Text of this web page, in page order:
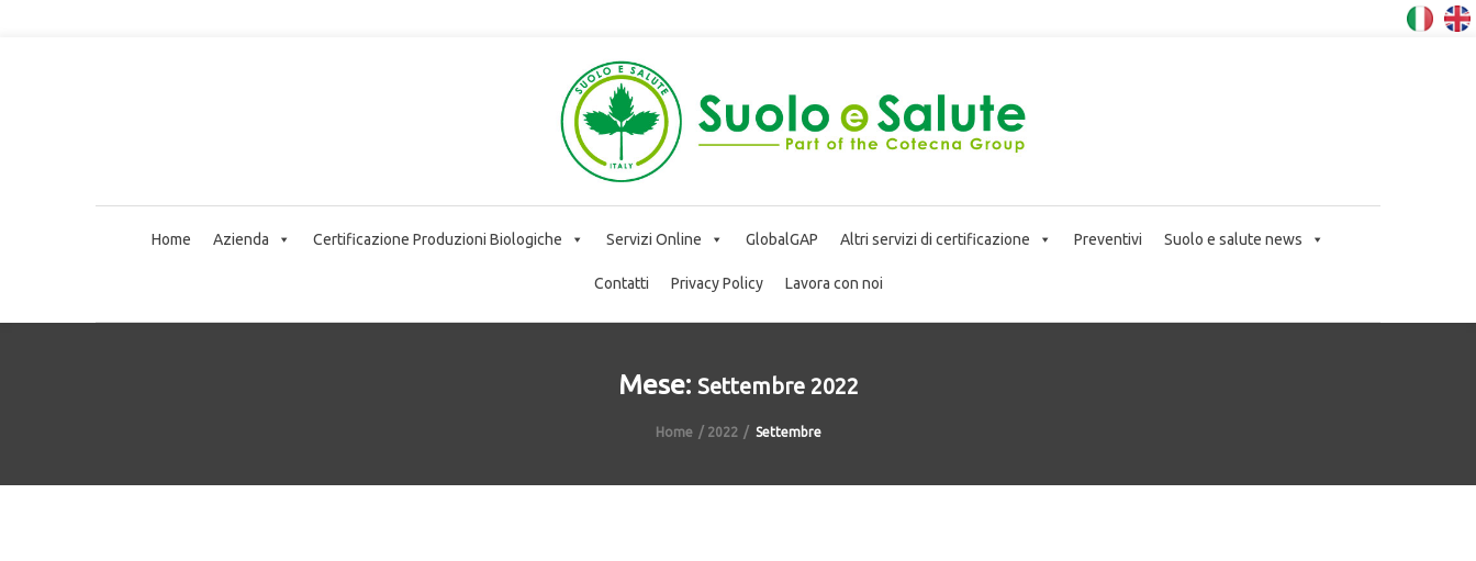
Home Azienda Certificazione Produzioni Biologiche Servizi Online GlobalGAP Altri servizi di certificazione Preventivi Suolo e salute news
Contatti Privacy Policy Lavora con noi
Mese: Settembre 2022
Home 2022 Settembre